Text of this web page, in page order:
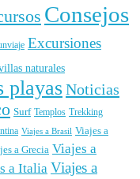
Consejos
Excursiones
naturales
playasNoticias
Surf Templos Trekking
Viajes a Brasil Viajes a
a Grecia Viajes a
a Italia Viajes a